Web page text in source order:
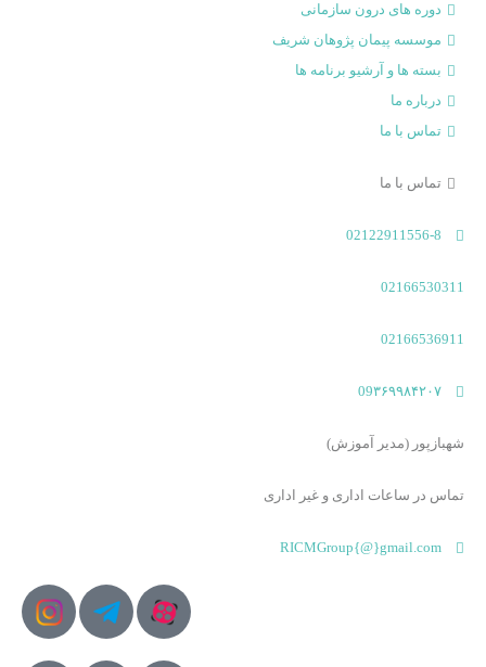
دوره های درون سازمانی
موسسه پیمان پژوهان شریف
بسته ها و آرشیو برنامه ها
درباره ما
تماس با ما
تماس با ما
02122911556-8
02166530311
02166536911
09۳۶۹۹۸۴۲۰۷
شهبازپور (مدیر آموزش)
تماس در ساعات اداری و غیر اداری​
RICMGroup{@}gmail.com